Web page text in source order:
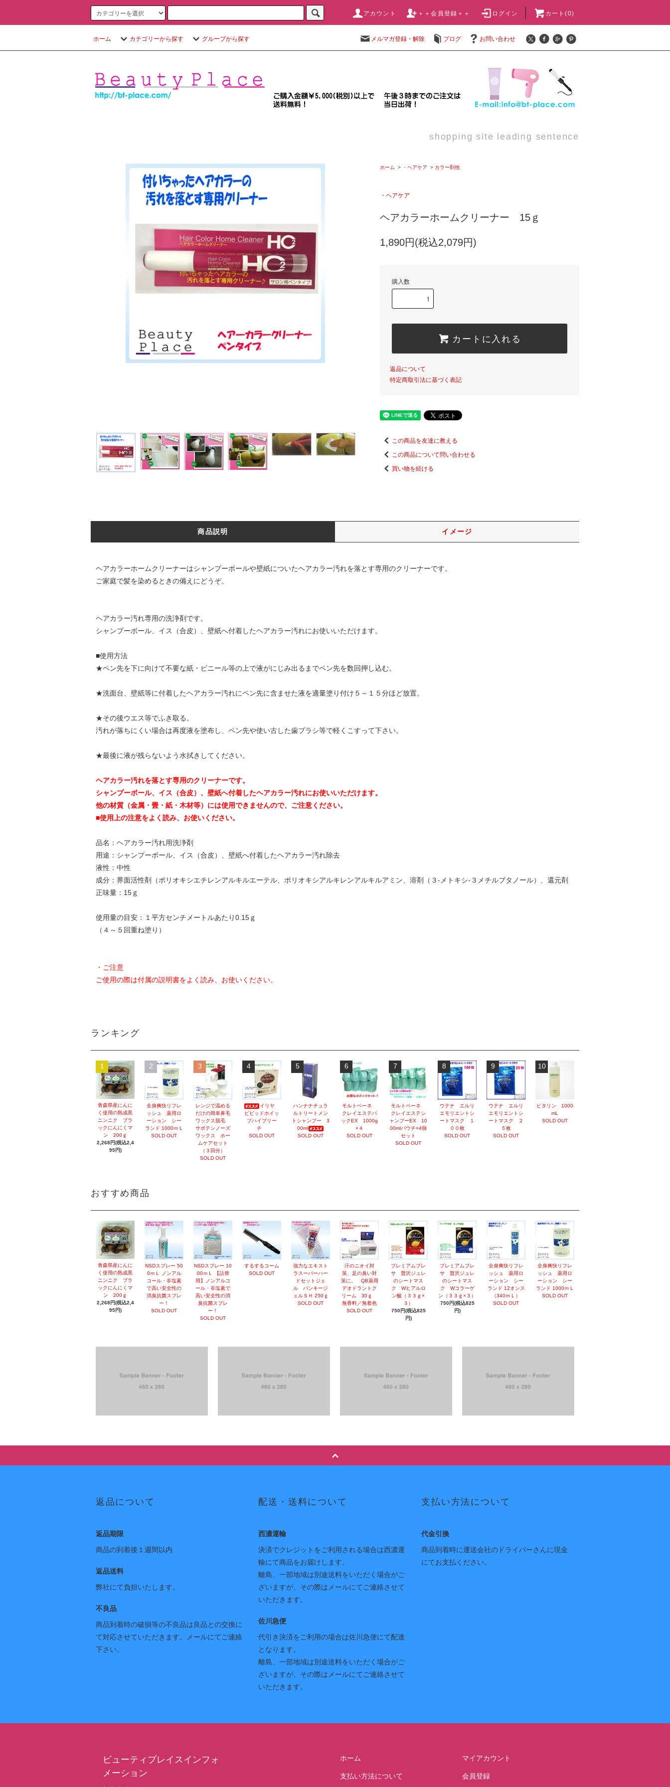
アカウント ＋＋会員登録＋＋ ログイン カート(0)
ホーム カテゴリーから探す グループから探す メルマガ登録・解除 ブログ お問い合わせ
shopping site leading sentence
ホーム > ・ヘアケア > カラー剤他
・ヘアケア
ヘアカラーホームクリーナー 15ｇ
1,890円(税込2,079円)
購入数
カートに入れる
返品について
特定商取引法に基づく表記
この商品を友達に教える
この商品について問い合わせる
買い物を続ける
商品説明 イメージ
ヘアカラーホームクリーナーはシャンプーボールや壁紙についたヘアカラー汚れを落とす専用のクリーナーです。
ご家庭で髪を染めるときの備えにどうぞ。
ヘアカラー汚れ専用の洗浄剤です。
シャンプーボール、イス（合皮）、壁紙へ付着したヘアカラー汚れにお使いいただけます。
■使用方法
★ペン先を下に向けて不要な紙・ビニール等の上で液がにじみ出るまでペン先を数回押し込む。
★洗面台、壁紙等に付着したヘアカラー汚れにペン先に含ませた液を適量塗り付け５～１５分ほど放置。
★その後ウエス等でふき取る。
汚れが落ちにくい場合は再度液を塗布し、ペン先や使い古した歯ブラシ等で軽くこすって下さい。
★最後に液が残らないよう水拭きしてください。
ヘアカラー汚れを落とす専用のクリーナーです。
シャンプーボール、イス（合皮）、壁紙へ付着したヘアカラー汚れにお使いいただけます。
他の材質（金属・畳・紙・木材等）には使用できませんので、ご注意ください。
■使用上の注意をよく読み、お使いください。
品名：ヘアカラー汚れ用洗浄剤
用途：シャンプーボール、イス（合皮）、壁紙へ付着したヘアカラー汚れ除去
液性：中性
成分：界面活性剤（ポリオキシエチレンアルキルエーテル、ポリオキシアルキレンアルキルアミン、溶剤（３-メトキシ-３メチルブタノール）、還元剤
正味量：15ｇ
使用量の目安：１平方センチメートルあたり0.15ｇ
（４～５回重ね塗り）
・ご注意
ご使用の際は付属の説明書をよく読み、お使いください。
ランキング
1
青森県産にんに
く使用の熟成黒
ニンニク ブラ
ックにんにくマ
ン 200ｇ
2,268円(税込2,4
95円)
2
全身爽快リフレ
ッシュ 薬用ロ
ーション シー
ランド 1000ｍＬ
SOLD OUT
3
レンジで温める
だけの簡単鼻毛
ワックス脱毛
サボテンノーズ
ワックス ホー
ムケアセット
（３回分）
SOLD OUT
4
イリヤ
ビビッドホイッ
プハイブリー
チ
SOLD OUT
5
ハンナナチュラ
ルトリートメン
トシャンプー 3
00ml
SOLD OUT
6
モルトベーネ
クレイエステパ
ックEX 1000g
×４
SOLD OUT
7
モルトベーネ
クレイエステシ
ャンプーEX 10
00mlパウチ×4個
セット
SOLD OUT
8
ウテナ エルリ
エモリエントシ
ートマスク １
００枚
SOLD OUT
9
ウテナ エルリ
エモリエントシ
ートマスク ２
５枚
SOLD OUT
10
ピタリン 1000
mL
SOLD OUT
おすすめ商品
青森県産にんに
く使用の熟成黒
ニンニク ブラ
ックにんにくマ
ン 200ｇ
2,268円(税込2,4
95円)
NSDスプレー 50
0ｍＬ ノンアル
コール・非塩素
で高い安全性の
消臭抗菌スプレ
ー！
SOLD OUT
NSDスプレー 10
00ｍＬ 【詰替
用】ノンアルコ
ール・非塩素で
高い安全性の消
臭抗菌スプレ
ー！
SOLD OUT
するするコーム
SOLD OUT
強力なエキスト
ラスーパーハー
ドセットジェ
ル パンキージ
ェルＳＨ 250ｇ
SOLD OUT
汗のニオイ対
策、足の臭い対
策に。 QB薬用
デオドラントク
リーム 30ｇ
無香料／無着色
SOLD OUT
プレミアムプレ
サ 贅沢ジュレ
のシートマス
ク Wヒアルロ
ン酸（３３ｇ×
３）
750円(税込825
円)
プレミアムプレ
サ 贅沢ジュレ
のシートマス
ク Wコラーゲ
ン（３３ｇ×３）
750円(税込825
円)
全身爽快リフレ
ッシュ 薬用ロ
ーション シー
ランド 12オンス
（340ｍＬ）
SOLD OUT
全身爽快リフレ
ッシュ 薬用ロ
ーション シー
ランド 1000ｍＬ
SOLD OUT
返品について
返品期限
商品の到着後１週間以内
返品送料
弊社にて負担いたします。
不良品
商品到着時の破損等の不良品は良品との交換に
て対応させていただきます。メールにてご連絡
下さい。
配送・送料について
西濃運輸
決済でクレジットをご利用される場合は西濃運
輸にて商品をお届けします。
離島、一部地域は別途送料をいただく場合がご
ざいますが、その際はメールにてご連絡させて
いただきます。
佐川急便
代引き決済をご利用の場合は佐川急便にて配達
となります。
離島、一部地域は別途送料をいただく場合がご
ざいますが、その際はメールにてご連絡させて
いただきます。
支払い方法について
代金引換
商品到着時に運送会社のドライバーさんに現金
にてお支払ください。
ビューティプレイスインフォ
メーション
ホーム
支払い方法について
マイアカウント
会員登録